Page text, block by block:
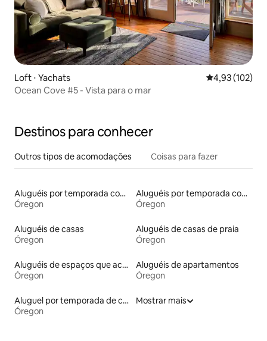
Loft ⋅ Yachats 4,93 de uma
4,93 (102)
Ocean Cove #5 - Vista para o mar
Destinos para conhecer
Outros tipos de acomodações Coisas para fazer
Aluguéis por temporada com banheiro para PCD
Óregon
Aluguéis por temporada com suítes privativas
Óregon
Aluguéis de casas
Óregon
Aluguéis de casas de praia
Óregon
Aluguéis de espaços que aceitam animais de estimação
Óregon
Aluguéis de apartamentos
Óregon
Aluguel por temporada de casas de veraneio
Óregon
Mostrar mais